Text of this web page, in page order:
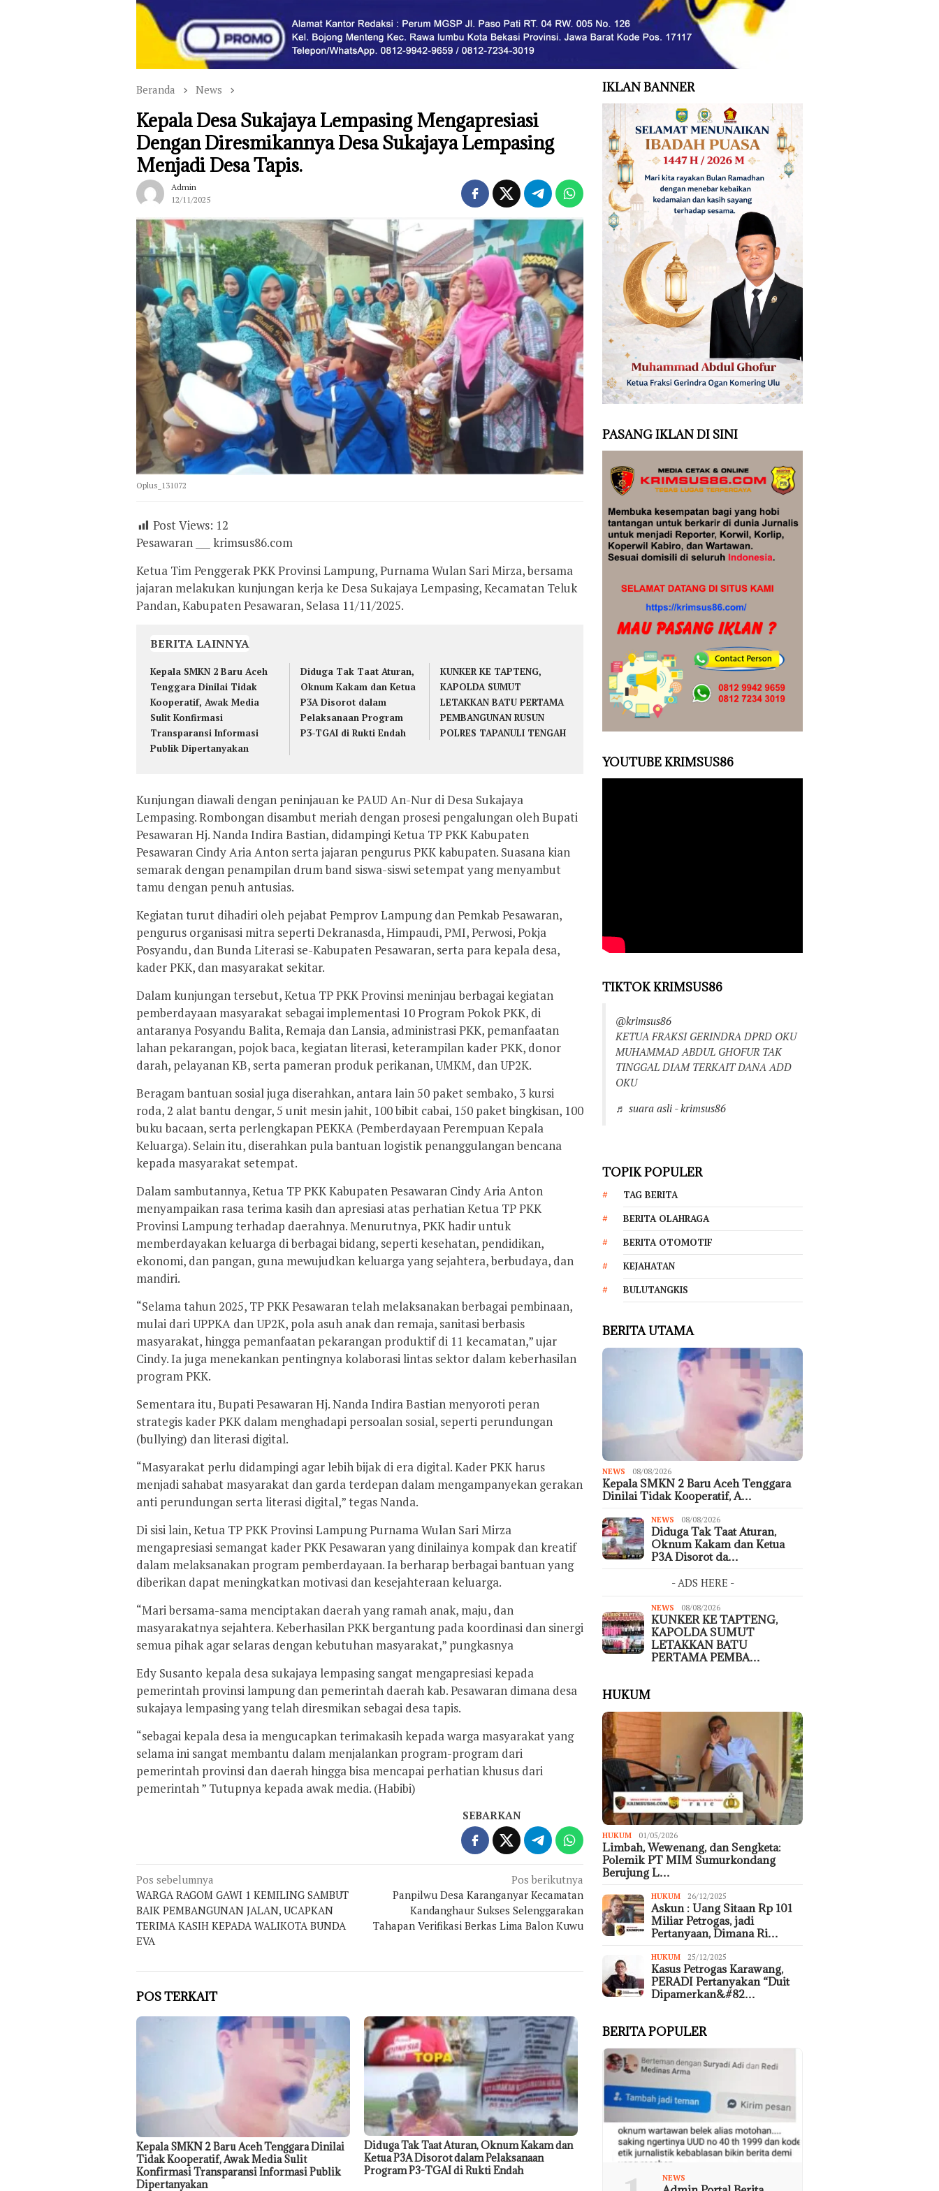
Beranda News
Kepala Desa Sukajaya Lempasing Mengapresiasi
Dengan Diresmikannya Desa Sukajaya Lempasing
Menjadi Desa Tapis.
Admin
12/11/2025
Oplus_131072
Post Views: 12
Pesawaran ___ krimsus86.com
Ketua Tim Penggerak PKK Provinsi Lampung, Purnama Wulan Sari Mirza, bersama
jajaran melakukan kunjungan kerja ke Desa Sukajaya Lempasing, Kecamatan Teluk
Pandan, Kabupaten Pesawaran, Selasa 11/11/2025.
BERITA LAINNYA
Kepala SMKN 2 Baru Aceh
Tenggara Dinilai Tidak
Kooperatif, Awak Media
Sulit Konfirmasi
Transparansi Informasi
Publik Dipertanyakan
Diduga Tak Taat Aturan,
Oknum Kakam dan Ketua
P3A Disorot dalam
Pelaksanaan Program
P3-TGAI di Rukti Endah
KUNKER KE TAPTENG,
KAPOLDA SUMUT
LETAKKAN BATU PERTAMA
PEMBANGUNAN RUSUN
POLRES TAPANULI TENGAH
Kunjungan diawali dengan peninjauan ke PAUD An-Nur di Desa Sukajaya
Lempasing. Rombongan disambut meriah dengan prosesi pengalungan oleh Bupati
Pesawaran Hj. Nanda Indira Bastian, didampingi Ketua TP PKK Kabupaten
Pesawaran Cindy Aria Anton serta jajaran pengurus PKK kabupaten. Suasana kian
semarak dengan penampilan drum band siswa-siswi setempat yang menyambut
tamu dengan penuh antusias.
Kegiatan turut dihadiri oleh pejabat Pemprov Lampung dan Pemkab Pesawaran,
pengurus organisasi mitra seperti Dekranasda, Himpaudi, PMI, Perwosi, Pokja
Posyandu, dan Bunda Literasi se-Kabupaten Pesawaran, serta para kepala desa,
kader PKK, dan masyarakat sekitar.
Dalam kunjungan tersebut, Ketua TP PKK Provinsi meninjau berbagai kegiatan
pemberdayaan masyarakat sebagai implementasi 10 Program Pokok PKK, di
antaranya Posyandu Balita, Remaja dan Lansia, administrasi PKK, pemanfaatan
lahan pekarangan, pojok baca, kegiatan literasi, keterampilan kader PKK, donor
darah, pelayanan KB, serta pameran produk perikanan, UMKM, dan UP2K.
Beragam bantuan sosial juga diserahkan, antara lain 50 paket sembako, 3 kursi
roda, 2 alat bantu dengar, 5 unit mesin jahit, 100 bibit cabai, 150 paket bingkisan, 100
buku bacaan, serta perlengkapan PEKKA (Pemberdayaan Perempuan Kepala
Keluarga). Selain itu, diserahkan pula bantuan logistik penanggulangan bencana
kepada masyarakat setempat.
Dalam sambutannya, Ketua TP PKK Kabupaten Pesawaran Cindy Aria Anton
menyampaikan rasa terima kasih dan apresiasi atas perhatian Ketua TP PKK
Provinsi Lampung terhadap daerahnya. Menurutnya, PKK hadir untuk
memberdayakan keluarga di berbagai bidang, seperti kesehatan, pendidikan,
ekonomi, dan pangan, guna mewujudkan keluarga yang sejahtera, berbudaya, dan
mandiri.
“Selama tahun 2025, TP PKK Pesawaran telah melaksanakan berbagai pembinaan,
mulai dari UPPKA dan UP2K, pola asuh anak dan remaja, sanitasi berbasis
masyarakat, hingga pemanfaatan pekarangan produktif di 11 kecamatan,” ujar
Cindy. Ia juga menekankan pentingnya kolaborasi lintas sektor dalam keberhasilan
program PKK.
Sementara itu, Bupati Pesawaran Hj. Nanda Indira Bastian menyoroti peran
strategis kader PKK dalam menghadapi persoalan sosial, seperti perundungan
(bullying) dan literasi digital.
“Masyarakat perlu didampingi agar lebih bijak di era digital. Kader PKK harus
menjadi sahabat masyarakat dan garda terdepan dalam mengampanyekan gerakan
anti perundungan serta literasi digital,” tegas Nanda.
Di sisi lain, Ketua TP PKK Provinsi Lampung Purnama Wulan Sari Mirza
mengapresiasi semangat kader PKK Pesawaran yang dinilainya kompak dan kreatif
dalam melaksanakan program pemberdayaan. Ia berharap berbagai bantuan yang
diberikan dapat meningkatkan motivasi dan kesejahteraan keluarga.
“Mari bersama-sama menciptakan daerah yang ramah anak, maju, dan
masyarakatnya sejahtera. Keberhasilan PKK bergantung pada koordinasi dan sinergi
semua pihak agar selaras dengan kebutuhan masyarakat,” pungkasnya
Edy Susanto kepala desa sukajaya lempasing sangat mengapresiasi kepada
pemerintah provinsi lampung dan pemerintah daerah kab. Pesawaran dimana desa
sukajaya lempasing yang telah diresmikan sebagai desa tapis.
“sebagai kepala desa ia mengucapkan terimakasih kepada warga masyarakat yang
selama ini sangat membantu dalam menjalankan program-program dari
pemerintah provinsi dan daerah hingga bisa mencapai perhatian khusus dari
pemerintah ” Tutupnya kepada awak media. (Habibi)
SEBARKAN
Navigasi
pos
Pos sebelumnya
WARGA RAGOM GAWI 1 KEMILING SAMBUT
BAIK PEMBANGUNAN JALAN, UCAPKAN
TERIMA KASIH KEPADA WALIKOTA BUNDA
EVA
Pos berikutnya
Panpilwu Desa Karanganyar Kecamatan
Kandanghaur Sukses Selenggarakan
Tahapan Verifikasi Berkas Lima Balon Kuwu
POS TERKAIT
Kepala SMKN 2 Baru Aceh Tenggara Dinilai
Tidak Kooperatif, Awak Media Sulit
Konfirmasi Transparansi Informasi Publik
Dipertanyakan
Diduga Tak Taat Aturan, Oknum Kakam dan
Ketua P3A Disorot dalam Pelaksanaan
Program P3-TGAI di Rukti Endah
IKLAN BANNER
PASANG IKLAN DI SINI
YOUTUBE KRIMSUS86
TIKTOK KRIMSUS86
@krimsus86
KETUA FRAKSI GERINDRA DPRD OKU
MUHAMMAD ABDUL GHOFUR TAK
TINGGAL DIAM TERKAIT DANA ADD
OKU
♬ suara asli - krimsus86
TOPIK POPULER
TAG BERITA
BERITA OLAHRAGA
BERITA OTOMOTIF
KEJAHATAN
BULUTANGKIS
BERITA UTAMA
NEWS 08/08/2026
Kepala SMKN 2 Baru Aceh Tenggara
Dinilai Tidak Kooperatif, A…
NEWS 08/08/2026
Diduga Tak Taat Aturan,
Oknum Kakam dan Ketua
P3A Disorot da…
- ADS HERE -
NEWS 08/08/2026
KUNKER KE TAPTENG,
KAPOLDA SUMUT
LETAKKAN BATU
PERTAMA PEMBA…
HUKUM
HUKUM 01/05/2026
Limbah, Wewenang, dan Sengketa:
Polemik PT MIM Sumurkondang
Berujung L…
HUKUM 26/12/2025
Askun : Uang Sitaan Rp 101
Miliar Petrogas, jadi
Pertanyaan, Dimana Ri…
HUKUM 25/12/2025
Kasus Petrogas Karawang,
PERADI Pertanyakan “Duit
Dipamerkan&#82…
BERITA POPULER
NEWS